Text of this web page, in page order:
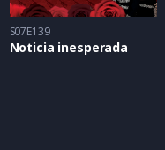
S07E139
Noticia inesperada